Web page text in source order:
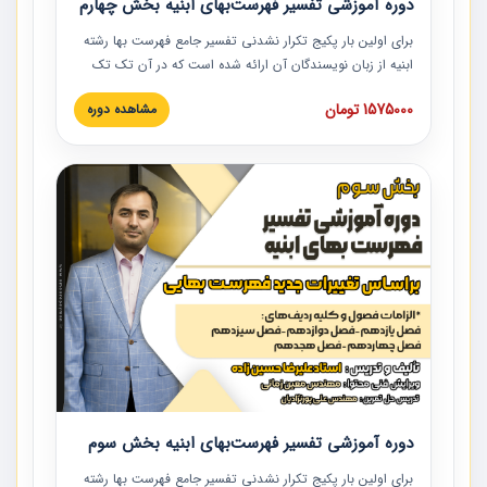
دوره آموزشی تفسیر فهرست‌بهای ابنیه بخش چهارم
برای اولین بار پکیج تکرار نشدنی تفسیر جامع فهرست بها رشته
ابنیه از زبان نویسندگان آن ارائه شده است که در آن تک تک
ردیف ها و مطالب فهرست بها تفسیر و ارائه شده است. این
دوره به صورت کامل تصویری بوده و به همراه تصاویر عملیات
دوره با کلام مهندس علیرضاحسین‌زاده مدیر پروژه مهندسی
مشاور در امر بازنگری فهرست بها رشته ابنیه ارائه شده و به تمام
همکارانی که در حوزه صنعت ساخت در حال فعالیت هستند حتما
توصیه می کنیم از مطالب این دوره استفاده نمایند.
1575000 تومان مشاهده دوره
دوره آموزشی تفسیر فهرست‌بهای ابنیه بخش سوم
برای اولین بار پکیج تکرار نشدنی تفسیر جامع فهرست بها رشته